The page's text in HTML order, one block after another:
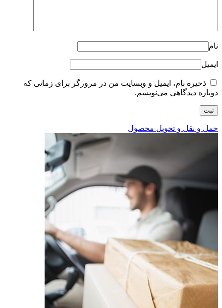
نام
ایمیل
ذخیره نام، ایمیل و وبسایت من در مرورگر برای زمانی که
دوباره دیدگاهی می‌نویسم.
حمل و نقل و تحویل محصول